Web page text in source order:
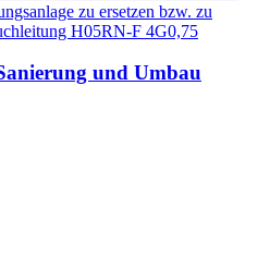
zu ersetzen bzw. zu
H05RN-F 4G0,75
und Umbau